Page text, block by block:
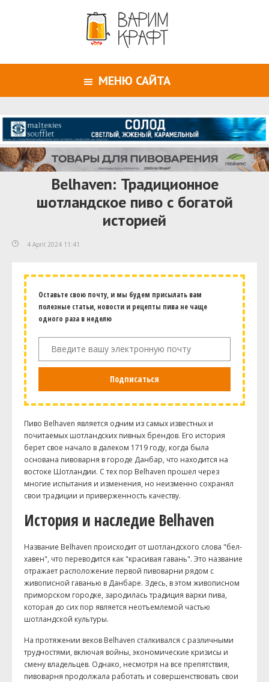
МЕНЮ САЙТА
Belhaven: Традиционное
шотландское пиво с богатой
историей
4 April 2024 11:41
Оставьте свою почту, и мы будем присылать вам
полезные статьи, новости и рецепты пива не чаще
одного раза в неделю
Подписаться
Пиво Belhaven является одним из самых известных и
почитаемых шотландских пивных брендов. Его история
берет свое начало в далеком 1719 году, когда была
основана пивоварня в городе Данбар, что находится на
востоке Шотландии. С тех пор Belhaven прошел через
многие испытания и изменения, но неизменно сохранял
свои традиции и приверженность качеству.
История и наследие Belhaven
Название Belhaven происходит от шотландского слова "бел-
хавен", что переводится как "красивая гавань". Это название
отражает расположение первой пивоварни рядом с
живописной гаванью в Данбаре. Здесь, в этом живописном
приморском городке, зародилась традиция варки пива,
которая до сих пор является неотъемлемой частью
шотландской культуры.
На протяжении веков Belhaven сталкивался с различными
трудностями, включая войны, экономические кризисы и
смену владельцев. Однако, несмотря на все препятствия,
пивоварня продолжала работать и совершенствовать свои